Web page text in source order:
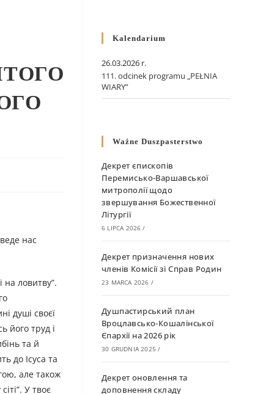
нас
на ловитву”.
душі своєї
його труд і
та й
до Ісуса та
але також
У твоє
Kalendarium
26.03.2026 r.
111. odcinek programu „PEŁNIA
WIARY”
Ważne Duszpasterstwo
Декрет єпископів
Перемисько-Варшавської
митрополії щодо
звершування Божественної
Літургії
6 LIPCA 2026 /
Декрет призначення нових
членів Комісії зі Справ Родин
23 MARCA 2026 /
Душпастирський план
Вроцлавсько-Кошалінської
Єпархії на 2026 рік
30 GRUDNIA 2025 /
Декрет оновлення та
доповнення складу